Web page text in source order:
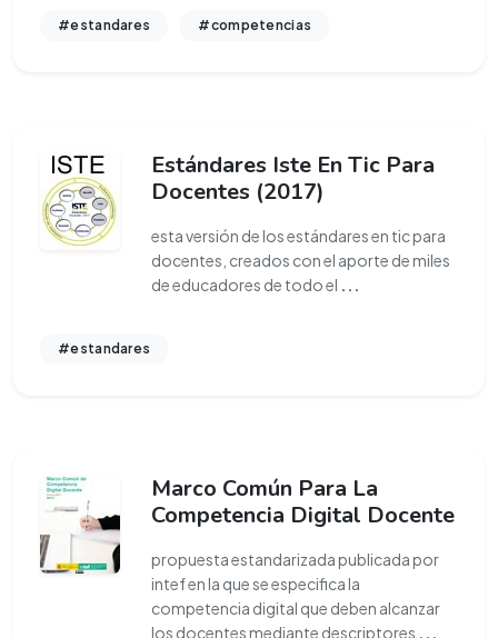
#estandares #competencias
Estándares Iste En Tic Para
Docentes (2017)
esta versión de los estándares en tic para
docentes, creados con el aporte de miles
de educadores de todo el ...
#estandares
Marco Común Para La
Competencia Digital Docente
propuesta estandarizada publicada por
intef en la que se especifica la
competencia digital que deben alcanzar
los docentes mediante descriptores ...